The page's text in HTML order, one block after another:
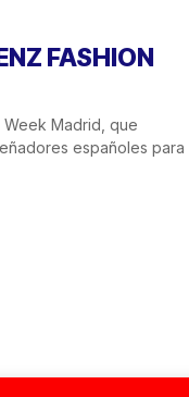
FASHION
Madrid, que
españoles para